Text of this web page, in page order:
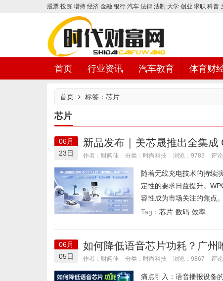
股票 投资 增持 经济 金融 银行 汽车 法律 法制 大学 创业 求职 科普
时代财富网
首页 行业资讯 汽车教育 体育财
首页 标签：芯片
芯片
06月
23日
新品发布 | 美芯晟推出全集
作者：财阀佳 分类： 时尚科技 浏览：9783 评
随着无线充电技术的持续
定性的要求日益提升。
容性成为市场关注的焦点
Tag： 芯片 数码 效率
06月
05日
如何降低语音芯片功耗？广州
作者：财阀佳 分类： 时尚科技 浏览：9867 评
痛点引入：语音播报设备